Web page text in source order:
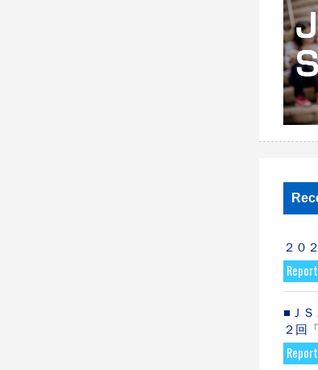
２０
■Ｊ
２回